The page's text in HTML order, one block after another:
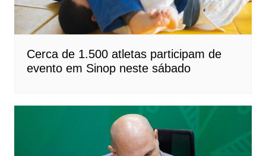
Cerca de 1.500 atletas participam de
evento em Sinop neste sábado